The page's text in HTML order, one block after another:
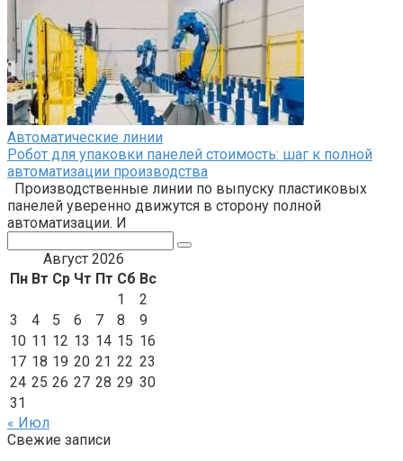
Автоматические линии
Робот для упаковки панелей стоимость: шаг к полной
автоматизации производства
Производственные линии по выпуску пластиковых
панелей уверенно движутся в сторону полной
автоматизации. И
Август 2026
Пн Вт Ср Чт Пт Сб Вс
1
2
3
4 5 6 7 8
9
10 11 12 13 14 15 16
17 18 19 20 21 22 23
24 25 26 27 28 29 30
31
« Июл
Свежие записи